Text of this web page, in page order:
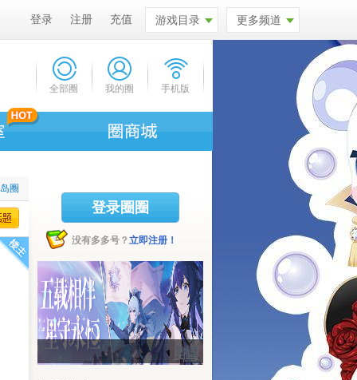
充值 游戏目录 更多频道
登录 注册
全部圈 我的圈 手机版
圈
登录圈圈
没有多多号？ 立即注册！